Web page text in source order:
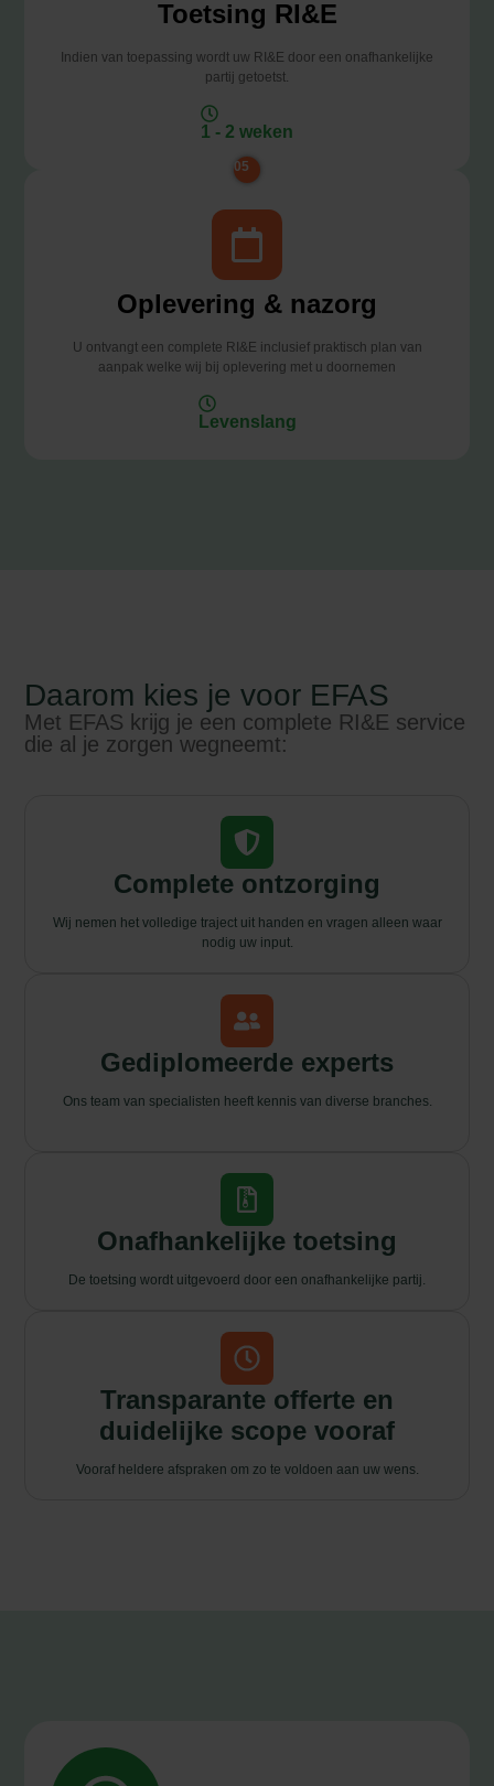
Toetsing RI&E
Indien van toepassing wordt uw RI&E door een onafhankelijke
partij getoetst.
1 - 2 weken
05
Oplevering & nazorg
U ontvangt een complete RI&E inclusief praktisch plan van
aanpak welke wij bij oplevering met u doornemen
Levenslang
Daarom kies je voor EFAS
Met EFAS krijg je een complete RI&E service
die al je zorgen wegneemt:
Complete ontzorging
Wij nemen het volledige traject uit handen en vragen alleen waar
nodig uw input.
Gediplomeerde experts
Ons team van specialisten heeft kennis van diverse branches.
Onafhankelijke toetsing
De toetsing wordt uitgevoerd door een onafhankelijke partij.
Transparante offerte en
duidelijke scope vooraf
Vooraf heldere afspraken om zo te voldoen aan uw wens.